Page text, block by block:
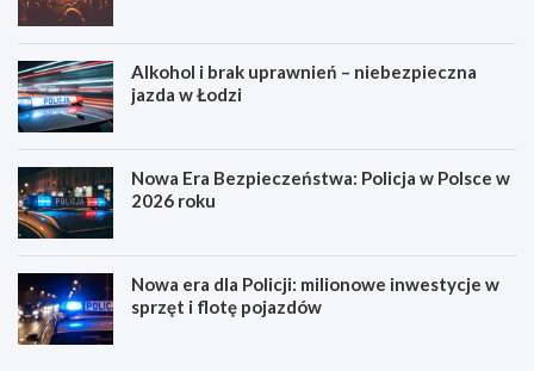
Alkohol i brak uprawnień – niebezpieczna
jazda w Łodzi
Nowa Era Bezpieczeństwa: Policja w Polsce w
2026 roku
Nowa era dla Policji: milionowe inwestycje w
sprzęt i flotę pojazdów
D
A